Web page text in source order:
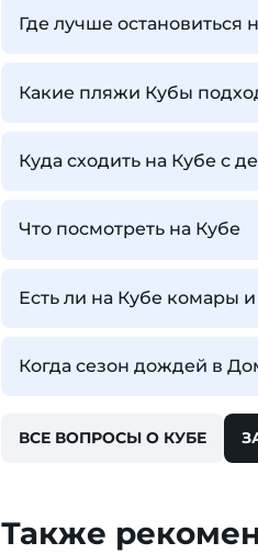
Где лучше остановиться
Какие пляжи Кубы
Куда сходить на Кубе с
Что посмотреть на Кубе
Есть ли на Кубе комары
Когда сезон дождей в
ВСЕ ВОПРОСЫ О КУБЕ
Также